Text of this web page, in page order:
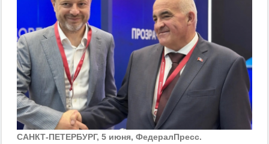
САНКТ-ПЕТЕРБУРГ, 5 июня, ФедералПресс.